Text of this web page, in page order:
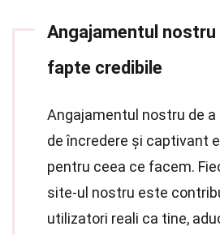
Angajamentul
fapte credibile
Angajamentul nostru de
de încredere și captivant
pentru ceea ce facem.
site-ul nostru este
utilizatori reali ca tine,